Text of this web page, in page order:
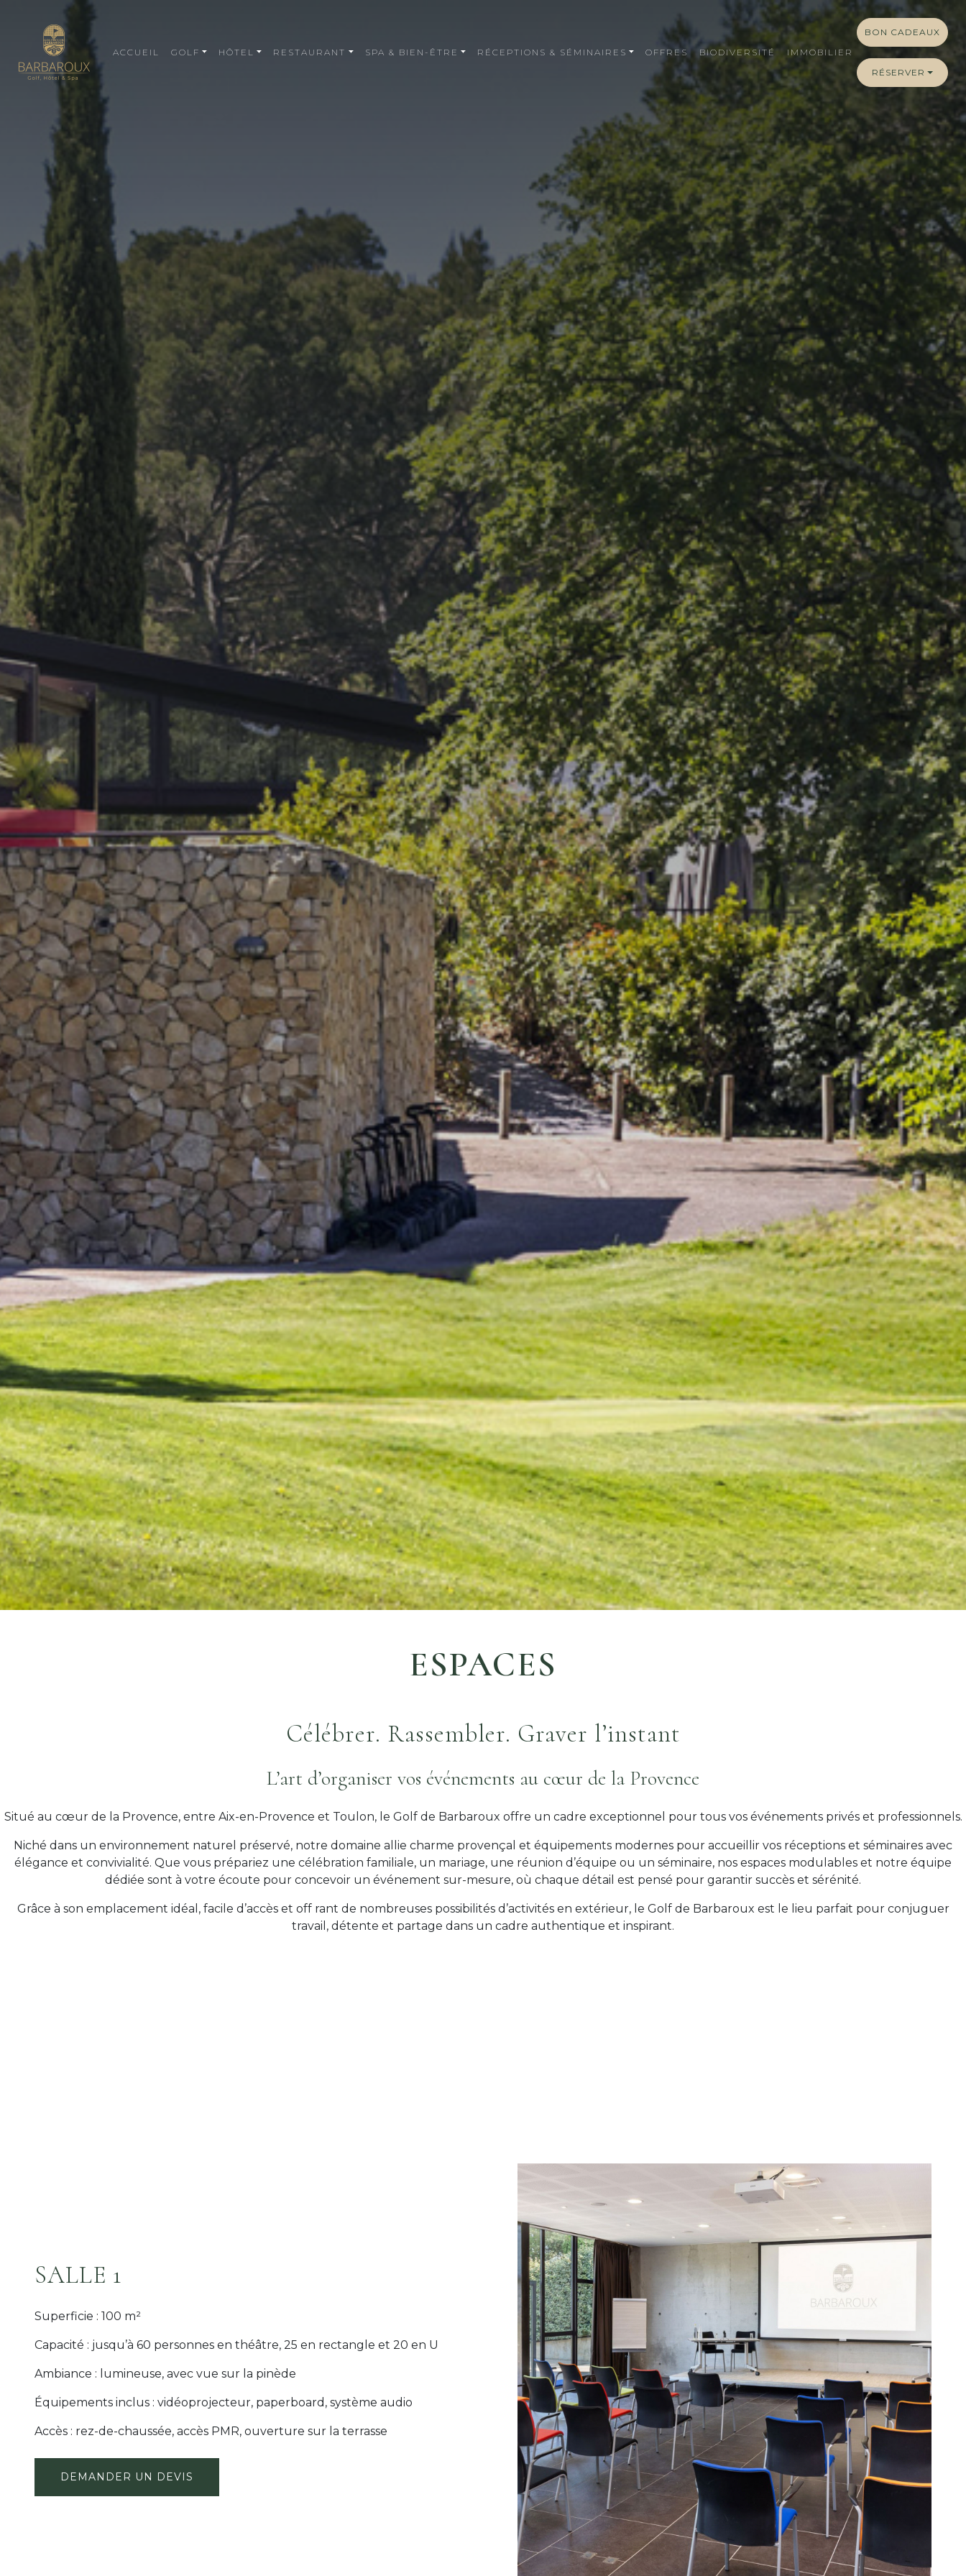
ACCUEIL GOLF HÔTEL RESTAURANT SPA & BIEN-ÊTRE RÉCEPTIONS & SÉMINAIRES OFFRES BIODIVERSITÉ IMMOBILIER
BON CADEAUX
RÉSERVER
ESPACES
Célébrer. Rassembler. Graver l’instant
L’art d’organiser vos événements au cœur de la Provence
Situé au cœur de la Provence, entre Aix-en-Provence et Toulon, le Golf de Barbaroux offre un cadre exceptionnel pour tous vos événements privés et professionnels.
Niché dans un environnement naturel préservé, notre domaine allie charme provençal et équipements modernes pour accueillir vos réceptions et séminaires avec
élégance et convivialité. Que vous prépariez une célébration familiale, un mariage, une réunion d’équipe ou un séminaire, nos espaces modulables et notre équipe
dédiée sont à votre écoute pour concevoir un événement sur-mesure, où chaque détail est pensé pour garantir succès et sérénité.
Grâce à son emplacement idéal, facile d’accès et off rant de nombreuses possibilités d’activités en extérieur, le Golf de Barbaroux est le lieu parfait pour conjuguer
travail, détente et partage dans un cadre authentique et inspirant.
SALLE 1
Superficie : 100 m²
Capacité : jusqu’à 60 personnes en théâtre, 25 en rectangle et 20 en U
Ambiance : lumineuse, avec vue sur la pinède
Équipements inclus : vidéoprojecteur, paperboard, système audio
Accès : rez-de-chaussée, accès PMR, ouverture sur la terrasse
DEMANDER UN DEVIS